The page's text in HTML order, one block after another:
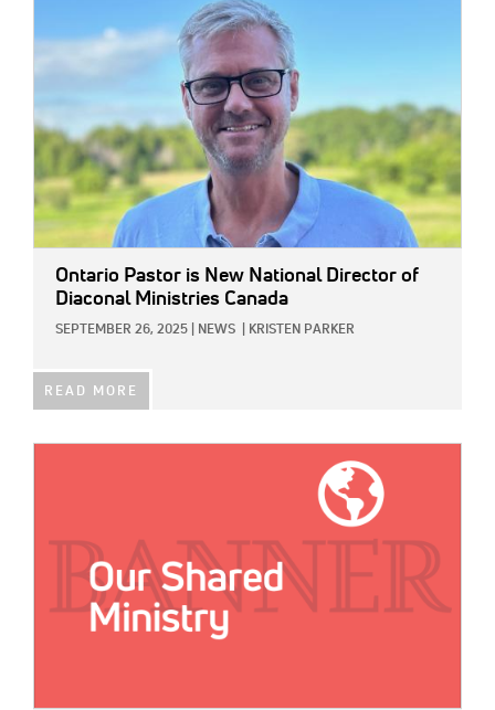
Ontario Pastor is New National Director of
Diaconal Ministries Canada
SEPTEMBER 26, 2025 NEWS KRISTEN PARKER
READ MORE